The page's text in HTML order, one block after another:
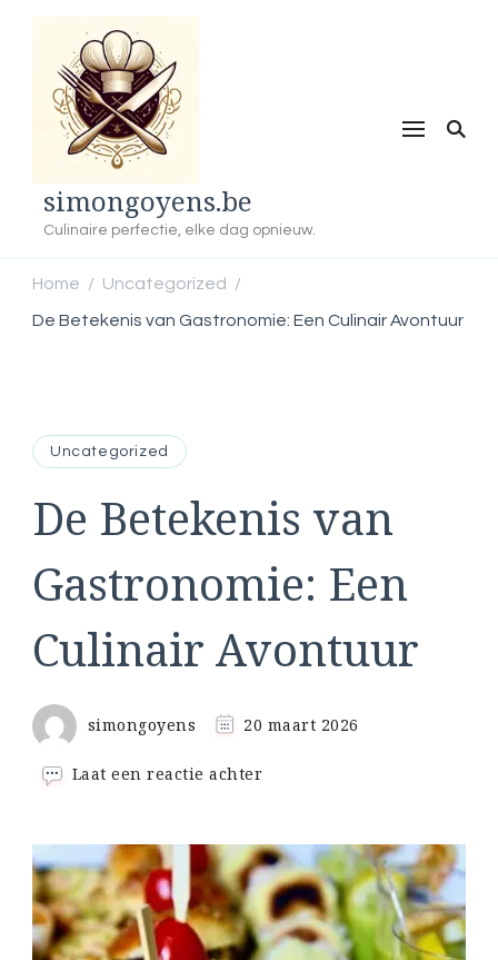
simongoyens.be
Culinaire perfectie, elke dag opnieuw.
Home / Uncategorized /
De Betekenis van Gastronomie: Een Culinair Avontuur
Uncategorized
De Betekenis van
Gastronomie: Een
Culinair Avontuur
simongoyens 20 maart 2026
Laat een reactie achter
van
Gastronomie:
Een
Culinair
Avontuur